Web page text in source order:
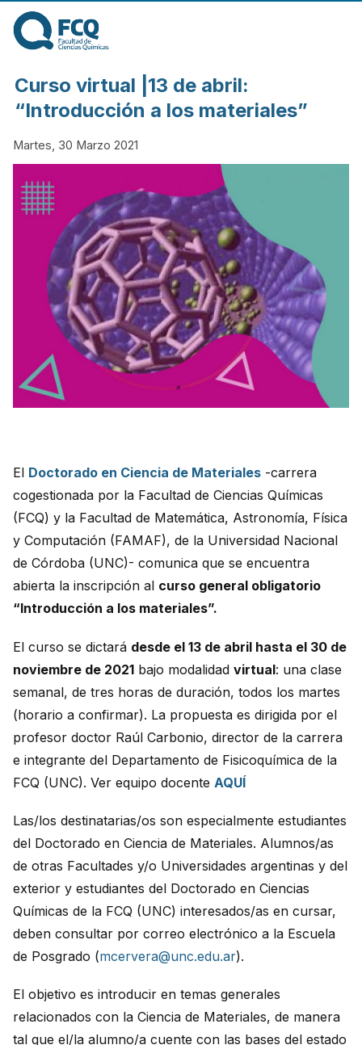
CIENCIAS
QUÍMICAS DE
LA
UNIVERSIDAD
NACIONAL DE
CÓRDOBA
Curso virtual |13 de abril:
“Introducción a los materiales”
Martes, 30 Marzo 2021
El Doctorado en Ciencia de Materiales -carrera
cogestionada por la Facultad de Ciencias Químicas
(FCQ) y la Facultad de Matemática, Astronomía, Física
y Computación (FAMAF), de la Universidad Nacional
de Córdoba (UNC)- comunica que se encuentra
abierta la inscripción al curso general obligatorio
“Introducción a los materiales”.
El curso se dictará desde el 13 de abril hasta el 30 de
noviembre de 2021 bajo modalidad virtual: una clase
semanal, de tres horas de duración, todos los martes
(horario a confirmar). La propuesta es dirigida por el
profesor doctor Raúl Carbonio, director de la carrera
e integrante del Departamento de Fisicoquímica de la
FCQ (UNC). Ver equipo docente AQUÍ
Las/los destinatarias/os son especialmente estudiantes
del Doctorado en Ciencia de Materiales. Alumnos/as
de otras Facultades y/o Universidades argentinas y del
exterior y estudiantes del Doctorado en Ciencias
Químicas de la FCQ (UNC) interesados/as en cursar,
deben consultar por correo electrónico a la Escuela
de Posgrado (mcervera@unc.edu.ar).
El objetivo es introducir en temas generales
relacionados con la Ciencia de Materiales, de manera
tal que el/la alumno/a cuente con las bases del estado